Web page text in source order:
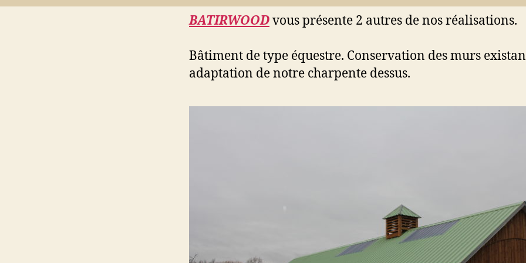
BATIRWOODvous présente 2 autres de nos réalisations.
Bâtiment de type équestre. Conservation des murs
adaptation de notre charpente dessus.